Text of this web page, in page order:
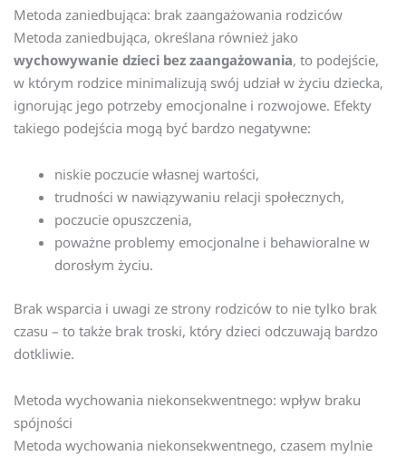
Metoda zaniedbująca: brak zaangażowania rodziców
Metoda zaniedbująca, określana również jako
wychowywanie dzieci bez zaangażowania, to podejście,
w którym rodzice minimalizują swój udział w życiu dziecka,
ignorując jego potrzeby emocjonalne i rozwojowe. Efekty
takiego podejścia mogą być bardzo negatywne:
niskie poczucie własnej wartości,
trudności w nawiązywaniu relacji społecznych,
poczucie opuszczenia,
poważne problemy emocjonalne i behawioralne w
dorosłym życiu.
Brak wsparcia i uwagi ze strony rodziców to nie tylko brak
czasu – to także brak troski, który dzieci odczuwają bardzo
dotkliwie.
Metoda wychowania niekonsekwentnego: wpływ braku
spójności
Metoda wychowania niekonsekwentnego, czasem mylnie